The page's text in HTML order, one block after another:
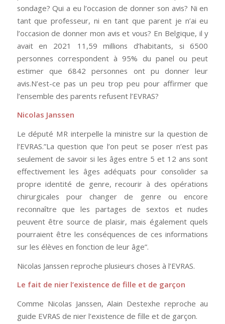
sondage? Qui a eu l’occasion de donner son avis? Ni en
tant que professeur, ni en tant que parent je n’ai eu
l’occasion de donner mon avis et vous? En Belgique, il y
avait en 2021 11,59 millions d’habitants, si 6500
personnes correspondent à 95% du panel ou peut
estimer que 6842 personnes ont pu donner leur
avis.N’est-ce pas un peu trop peu pour affirmer que
l’ensemble des parents refusent l’EVRAS?
Nicolas Janssen
Le député MR interpelle la ministre sur la question de
l’EVRAS.”La question que l’on peut se poser n’est pas
seulement de savoir si les âges entre 5 et 12 ans sont
effectivement les âges adéquats pour consolider sa
propre identité de genre, recourir à des opérations
chirurgicales pour changer de genre ou encore
reconnaître que les partages de sextos et nudes
peuvent être source de plaisir, mais également quels
pourraient être les conséquences de ces informations
sur les élèves en fonction de leur âge”.
Nicolas Janssen reproche plusieurs choses à l’EVRAS.
Le fait de nier l’existence de fille et de garçon
Comme Nicolas Janssen, Alain Destexhe reproche au
guide EVRAS de nier l’existence de fille et de garçon.